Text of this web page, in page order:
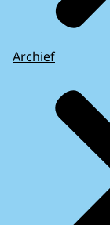
Archief